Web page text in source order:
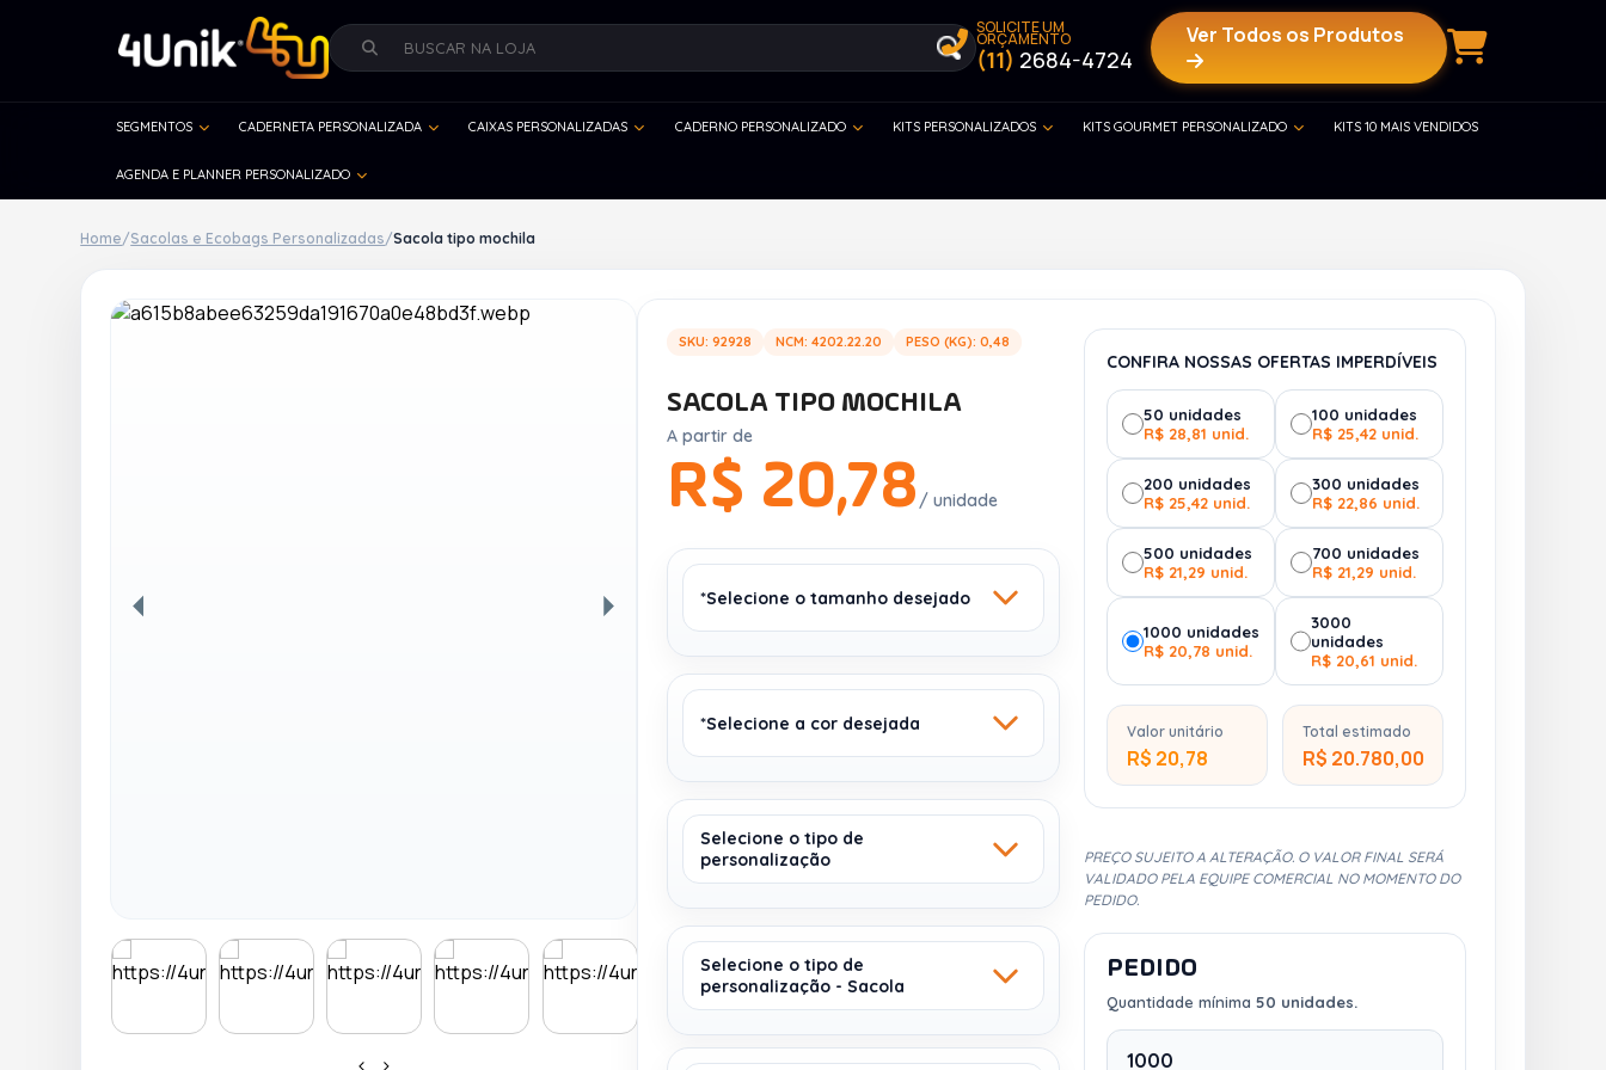
SOLICITE UM
ORÇAMENTO
(11) 2684-4724
Ver Todos os Produtos
SEGMENTOS CADERNETA PERSONALIZADA CAIXAS PERSONALIZADAS CADERNO PERSONALIZADO KITS PERSONALIZADOS KITS GOURMET PERSONALIZADO KITS 10 MAIS VENDIDOS
AGENDA E PLANNER PERSONALIZADO
Home/Sacolas e Ecobags Personalizadas/Sacola tipo mochila
Próxima
SKU: 92928 NCM: 4202.22.20 PESO (KG): 0,48
SACOLA TIPO MOCHILA
A partir de
R$ 20,78 / unidade
*Selecione o tamanho desejado
37 X 41 CM
*Selecione a cor desejada
PRETO 103
1 Sem estoque
Selecione o tipo de
personalização
TRANSFER
Selecione o tipo de
personalização - Sacola
CONFIRA NOSSAS OFERTAS IMPERDÍVEIS
50 unidades
R$ 28,81 unid.
100 unidades
R$ 25,42 unid.
200 unidades
R$ 25,42 unid.
300 unidades
R$ 22,86 unid.
500 unidades
R$ 21,29 unid.
700 unidades
R$ 21,29 unid.
1000 unidades
R$ 20,78 unid.
3000
unidades
R$ 20,61 unid.
Valor unitário
R$ 20,78
Total estimado
R$ 20.780,00
PREÇO SUJEITO A ALTERAÇÃO. O VALOR FINAL SERÁ
VALIDADO PELA EQUIPE COMERCIAL NO MOMENTO DO
PEDIDO.
PEDIDO
Quantidade mínima 50 unidades.